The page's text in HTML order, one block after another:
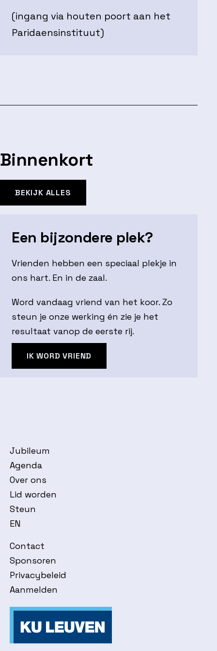
(ingang via houten poort aan het
Paridaensinstituut)
Binnenkort
BEKIJK ALLES
Een bijzondere plek?
Vrienden hebben een speciaal plekje in
ons hart. En in de zaal.
Word vandaag vriend van het koor. Zo
steun je onze werking én zie je het
resultaat vanop de eerste rij.
IK WORD VRIEND
Jubileum
Agenda
Over ons
Lid worden
Steun
EN
Contact
Sponsoren
Privacybeleid
Aanmelden